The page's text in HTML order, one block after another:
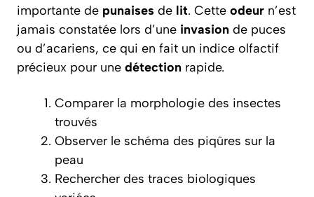
importante de punaises de lit. Cette odeur n’est
jamais constatée lors d’une invasion de puces
ou d’acariens, ce qui en fait un indice olfactif
précieux pour une détection rapide.
Comparer la morphologie des insectes
trouvés
Observer le schéma des piqûres sur la
peau
Rechercher des traces biologiques